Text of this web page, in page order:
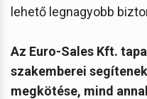
lehető legnagyobb
Az Euro-Sales Kft.
szakemberei
megkötése, mind